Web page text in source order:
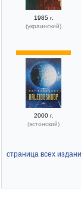
1985 г.
(украинский)
2000 г.
(эстонский)
страница всех